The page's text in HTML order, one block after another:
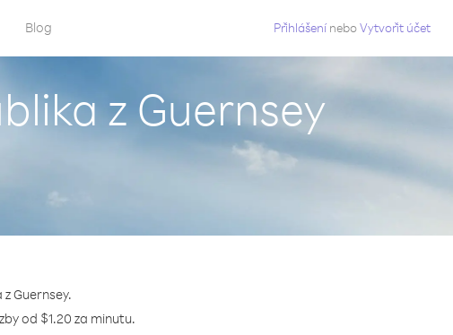
Blog Přihlášení neboVytvořit účet
z Guernsey
Guernsey.
od $1.20 za minutu.